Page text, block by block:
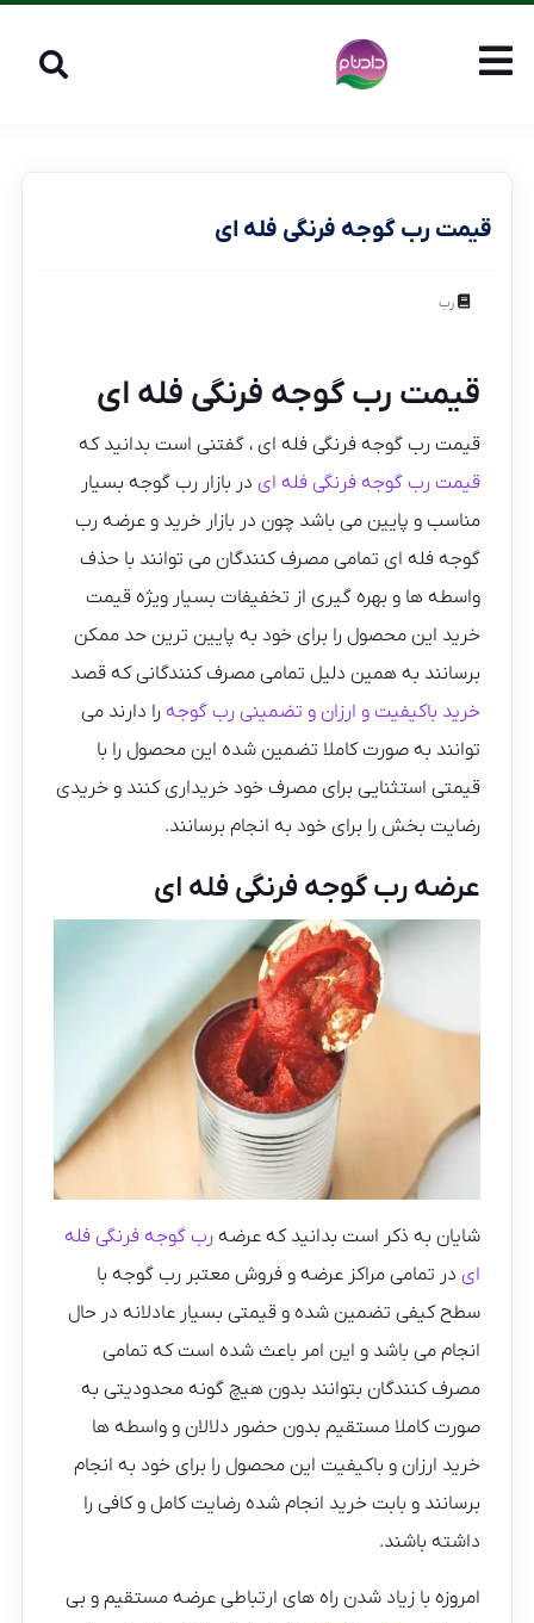
قیمت رب گوجه فرنگی فله ای
رب
قیمت رب گوجه فرنگی فله ای
قیمت رب گوجه فرنگی فله ای ، گفتنی است بدانید که
قیمت رب گوجه فرنگی فله ای در بازار رب گوجه بسیار
مناسب و پایین می باشد چون در بازار خرید و عرضه رب
گوجه فله ای تمامی مصرف کنندگان می توانند با حذف
واسطه ها و بهره گیری از تخفیفات بسیار ویژه قیمت
خرید این محصول را برای خود به پایین ترین حد ممکن
برسانند به همین دلیل تمامی مصرف کنندگانی که قصد
خرید باکیفیت و ارزان و تضمینی رب گوجه را دارند می
‌توانند به صورت کاملا تضمین شده این محصول را با
قیمتی استثنایی برای مصرف خود خریداری کنند و خریدی
رضایت بخش را برای خود به انجام برسانند.
عرضه رب گوجه فرنگی فله ای
شایان به ذکر است بدانید که عرضه رب گوجه فرنگی فله
ای در تمامی مراکز عرضه و فروش معتبر رب گوجه با
سطح کیفی تضمین شده و قیمتی بسیار عادلانه در حال
انجام می باشد و این امر باعث شده است که تمامی
مصرف کنندگان بتوانند بدون هیچ گونه محدودیتی به
صورت کاملا مستقیم بدون حضور دلالان و واسطه ها
خرید ارزان و باکیفیت این محصول را برای خود به انجام
برسانند و بابت خرید انجام شده رضایت کامل و کافی را
داشته باشند.
امروزه با زیاد شدن راه های ارتباطی عرضه مستقیم و بی